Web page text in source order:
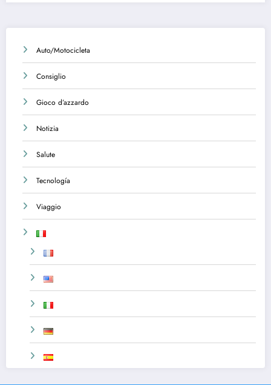
Auto/Motocicleta
Consiglio
Gioco d’azzardo
Notizia
Salute
Tecnología
Viaggio